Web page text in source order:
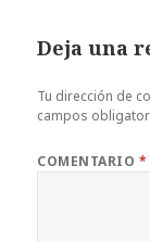
b
o
r
Deja una
Tu dirección de
campos
COMENTARIO *